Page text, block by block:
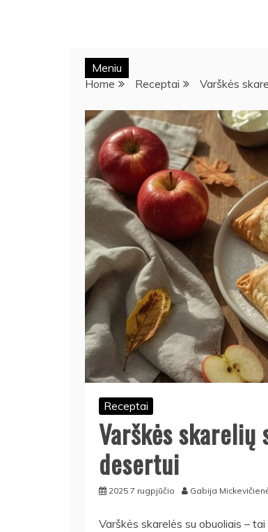
Meniu
Home
Receptai Varškės
Receptai
Varškės
desertui
2025 7 rugpjūčio Gabija
Varškės skarelės su obuoliais –